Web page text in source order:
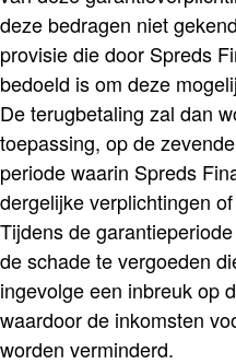
deze bedragen niet
provisie die door Spreds
bedoeld is om deze
De terugbetaling zal dan
toepassing, op de
periode waarin Spreds
dergelijke verplichtingen
Tijdens de
de schade te vergoeden
ingevolge een inbreuk op
waardoor de inkomsten
worden verminderd.